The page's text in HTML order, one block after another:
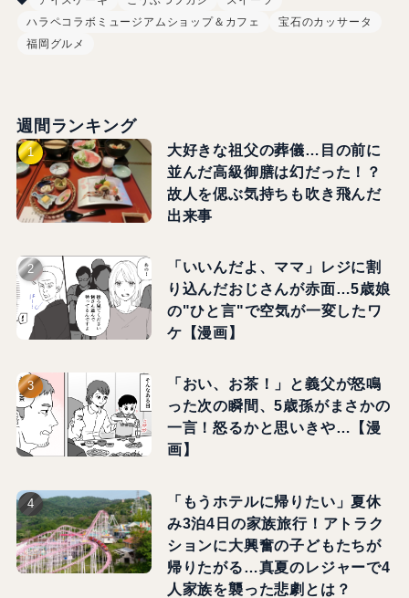
ハラペコラボミュージアムショップ＆カフェ
宝石のカッサータ
福岡グルメ
週間ランキング
大好きな祖父の葬儀…目の前に
並んだ高級御膳は幻だった！？
故人を偲ぶ気持ちも吹き飛んだ
出来事
「いいんだよ、ママ」レジに割
り込んだおじさんが赤面…5歳娘
の"ひと言"で空気が一変したワ
ケ【漫画】
「おい、お茶！」と義父が怒鳴
った次の瞬間、5歳孫がまさかの
一言！怒るかと思いきや…【漫
画】
「もうホテルに帰りたい」夏休
み3泊4日の家族旅行！アトラク
ションに大興奮の子どもたちが
帰りたがる…真夏のレジャーで4
人家族を襲った悲劇とは？